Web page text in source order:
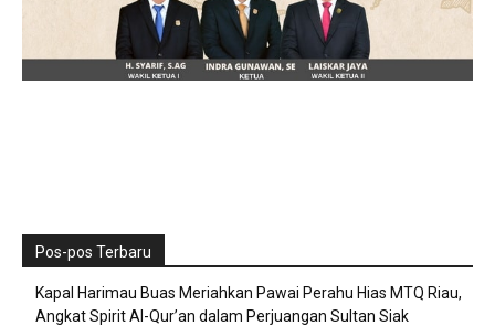
Pos-pos Terbaru
Kapal Harimau Buas Meriahkan Pawai Perahu Hias MTQ Riau,
Angkat Spirit Al-Qur’an dalam Perjuangan Sultan Siak